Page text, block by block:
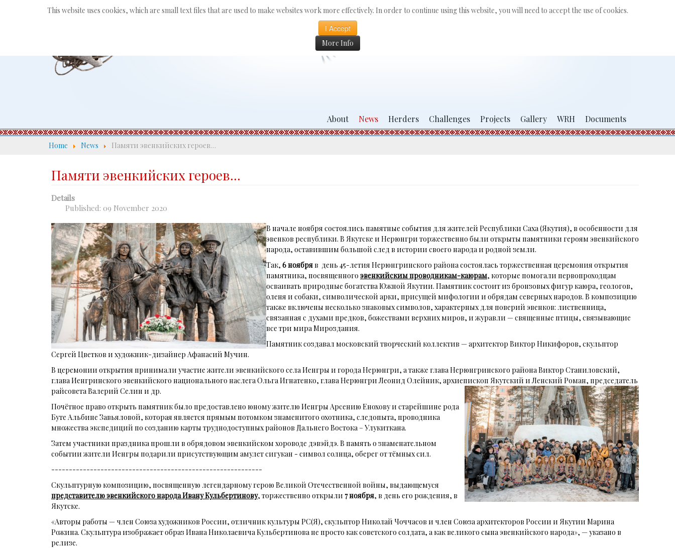
This website uses cookies, which are small text files that are used to make websites work more effectively. In order to continue using this website, you will need to accept the use of cookies.
I Accept
More Info
Search
About News Herders Challenges Projects Gallery WRH Documents
Home News Памяти эвенкийских героев…
Памяти эвенкийских героев…
Details
Published: 09 November 2020
В начале ноября состоялись памятные события для жителей Республики Саха (Якутия), в особенности для
эвенков республики. В Якутске и Нерюнгри торжественно были открыты памятники героям эвенкийского
народа, оставившим большой след в истории своего народа и родной земли.
Так, 6 ноябряв день 45-летия Нерюнгринского района состоялась торжественная церемония открытия
памятника, посвященного эвенкийским проводникам-каюрам, которые помогали первопроходцам
осваивать природные богатства Южной Якутии. Памятник состоит из бронзовых фигур каюра, геологов,
оленя и собаки, символической арки, присущей мифологии и обрядам северных народов. В композицию
также включены несколько знаковых символов, характерных для поверий эвенков: лиственница,
связанная с духами предков, божествами верхних миров, и журавли — священные птицы, связывающие
все три мира Мироздания.
Памятник создавал московский творческий коллектив — архитектор Виктор Никифоров, скульптор
Сергей Цветков и художник-дизайнер Афанасий Мучин.
В церемонии открытия принимали участие жители эвенкийского села Иенгры и города Нерюнгри, а также глава Нерюнгринского района Виктор Станиловский,
глава Иенгринского эвенкийского национального наслега Ольга Игнатенко, глава Нерюнгри Леонид Олейник, архиепископ Якутский и Ленский Роман, председатель
райсовета Валерий Селин и др.
Почётное право открыть памятник было предоставлено юному жителю Иенгры Арсению Енохову и старейшине рода
Буте Альбине Завьяловой, которая является прямым потомком знаменитого охотника, следопыта, проводника
множества экспедиций по созданию карты труднодоступных районов Дальнего Востока – Улукиткана.
Затем участники праздника прошли в обрядовом эвенкийском хороводе дэвэйдэ. В память о знаменательном
событии жители Иенгры подарили присутствующим амулет сигукан - символ солнца, оберег от тёмных сил.
------------------------------------------------------------
Скульптурную композицию, посвященную легендарному герою Великой Отечественной войны, выдающемуся
представителю эвенкийского народа Ивану Кульбертинову, торжественно открыли 7 ноября, в день его рождения, в
Якутске.
«Авторы работы — член Союза художников России, отличник культуры РС(Я), скульптор Николай Чоччасов и член Союза архитекторов России и Якутии Марина
Рожина. Скульптура изображает образ Ивана Николаевича Кульбертинова не просто как советского солдата, а как великого сына эвенкийского народа», — указано в
релизе.